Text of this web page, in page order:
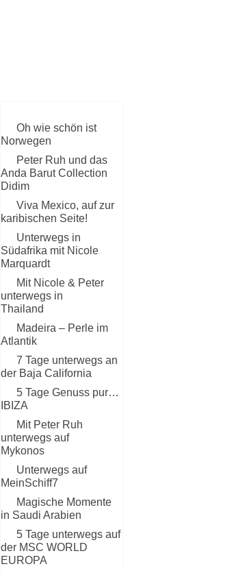
Oh wie schön ist
Norwegen
Peter Ruh und das
Anda Barut Collection
Didim
Viva Mexico, auf zur
karibischen Seite!
Unterwegs in
Südafrika mit Nicole
Marquardt
Mit Nicole & Peter
unterwegs in
Thailand
Madeira – Perle im
Atlantik
7 Tage unterwegs an
der Baja California
5 Tage Genuss pur…
IBIZA
Mit Peter Ruh
unterwegs auf
Mykonos
Unterwegs auf
MeinSchiff7
Magische Momente
in Saudi Arabien
5 Tage unterwegs auf
der MSC WORLD
EUROPA